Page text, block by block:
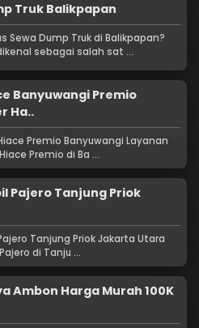
Truk Balikpapan
Sewa Dump Truk di Balikpapan?
sebagai salah sat ...
Banyuwangi Premio
Ha..
Premio Banyuwangi Layanan
Premio di Ba ...
Pajero Tanjung Priok
Tanjung Priok Jakarta Utara
di Tanju ...
Ambon Harga Murah 100K